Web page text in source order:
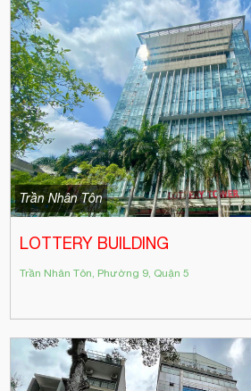
Trần Nhân Tôn
LOTTERY BUILDING
Trần Nhân Tôn, Phường 9, Quận 5